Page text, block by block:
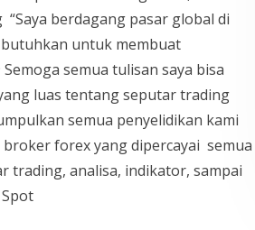
berdagang pasar global di
butuhkan untuk membuat
semua tulisan saya bisa
luas tentang seputar trading
semua penyelidikan kami
forex yang dipercayai semua
trading, analisa, indikator, sampai